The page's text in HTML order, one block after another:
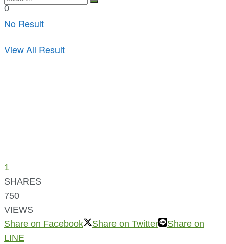
No Result
View All Result
0
1
SHARES
750
VIEWS
Share on Facebook
Share on Twitter
Share on
LINE